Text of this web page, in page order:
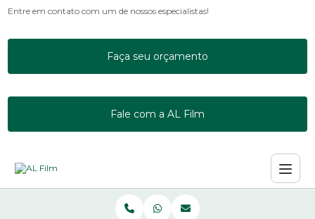
Entre em contato com um de nossos especialistas!
Faça seu orçamento
Fale com a AL Film